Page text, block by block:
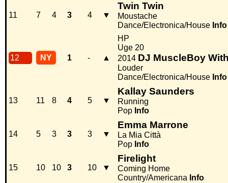
11 7 4 3 4 ▼
Twin Twin
Moustache
Dance/Electronica/House Info
12 NY 1 - ▲
HP
Uge 20
2014 DJ MuscleBoy
Louder
Dance/Electronica/House Info
13 11 8 4 5 ▼
Kallay Saunders
Running
Pop Info
14 5 3 3 3 ▼
Emma Marrone
La Mia Città
Pop Info
15 10 10 3 10 ▼
Firelight
Coming Home
Country/Americana Info